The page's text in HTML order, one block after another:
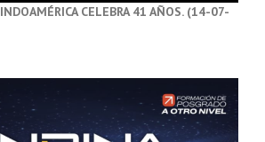
INDOAMÉRICA CELEBRA 41 AÑOS. (14-07-